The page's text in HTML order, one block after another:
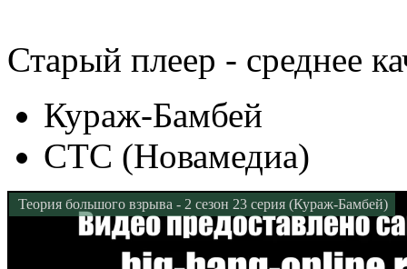
Старый плеер - среднее
Кураж-Бамбей
СТС (Новамедиа)
Теория большого взрыва - 2 сезон 23 серия (Кураж-Бамбей)